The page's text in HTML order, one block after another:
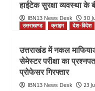
हाईटेक सुरक्षा व्यवस्था के
IBN13 News Desk 30
उत्तराखण्ड क्राइम देश-विदेश
उत्तराखंड में नकल
सेमेस्टर परीक्षा का
प्रोफेसर गिरफ्तार
IBN13 News Desk 23